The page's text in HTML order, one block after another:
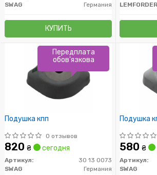
SWAG
Германия
КУПИТЬ
LEMFORDER
Подушкa кпп
0 отзывов
820 ₴ сегодня
Артикул:
30 13 0073
SWAG
Германия
Передплата
обов'язкова
Подушкa
580 ₴
Артикул:
SWAG